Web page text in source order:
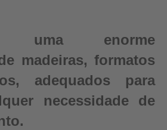
uma enorme
madeiras, formatos
adequados para
necessidade de